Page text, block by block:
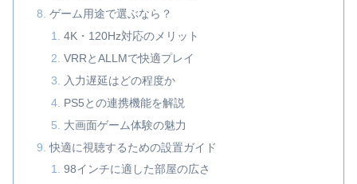
ゲーム用途で選ぶなら？
4K・120Hz対応のメリット
VRRとALLMで快適プレイ
入力遅延はどの程度か
PS5との連携機能を解説
大画面ゲーム体験の魅力
快適に視聴するための設置ガイド
98インチに適した部屋の広さ